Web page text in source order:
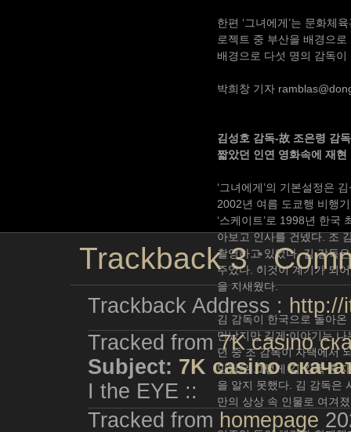
한편 ‘그녀에게’는 문화체
로젝트 중 부산을 배경으
배경으로 다섯 명의 감독
박희창 기자
김성호 감독-故 조은령 감독
짧았던 인연 영화속에 재현
‘그녀에게’의 기본설정은
2002년 여름 도쿄행 비행
‘스케이트’로 1998년 한
아보고 인사를 건넸다. 조
촬영하고 있었다. 김 감독
주었다. 이것이 계기가 되
을 지새웠다.
김 감독이 한국으로 돌아
만났지만 길게 이야기는 나
던 중 조 감독이 자택에서
만남은 그렇게 김 감독 혼
을 알지 못했다. 김 감독은
만의 상상 속 인물로 여겨
Trackback3:
Trackback Address : http://
Tracked from7K casino
Subject: 7K casino
I the EYE ::
Tracked from homepage